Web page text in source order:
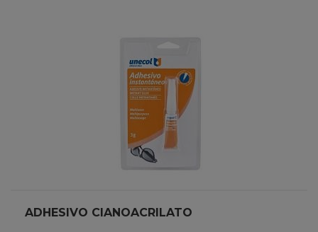
ADHESIVO CIANOACRILATO